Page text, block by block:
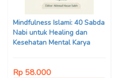
Son Haji, Dede Sunarya,
Iwan Setiawan, Nur Afiatin
Editor: Mi’raj Dodi Kurniawan
Mindfulness Islami: 40 Sabda
Nabi untuk Healing dan
Kesehatan Mental Karya
Saniyya Fadhila, Avanda
Rp 58.000